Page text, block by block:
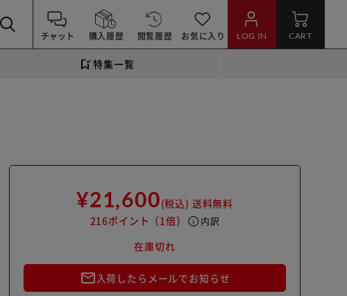
チャット 購入履歴 閲覧履歴 お気に入り LOG IN CART
特集一覧
¥21,600(税込) 送料無料
216ポイント （1倍） info 内訳
在庫切れ
mail_outline 入荷したらメールでお知らせ